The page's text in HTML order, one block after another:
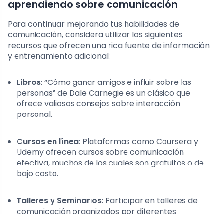
aprendiendo sobre comunicación
Para continuar mejorando tus habilidades de
comunicación, considera utilizar los siguientes
recursos que ofrecen una rica fuente de información
y entrenamiento adicional:
Libros: “Cómo ganar amigos e influir sobre las
personas” de Dale Carnegie es un clásico que
ofrece valiosos consejos sobre interacción
personal.
Cursos en línea: Plataformas como Coursera y
Udemy ofrecen cursos sobre comunicación
efectiva, muchos de los cuales son gratuitos o de
bajo costo.
Talleres y Seminarios: Participar en talleres de
comunicación organizados por diferentes